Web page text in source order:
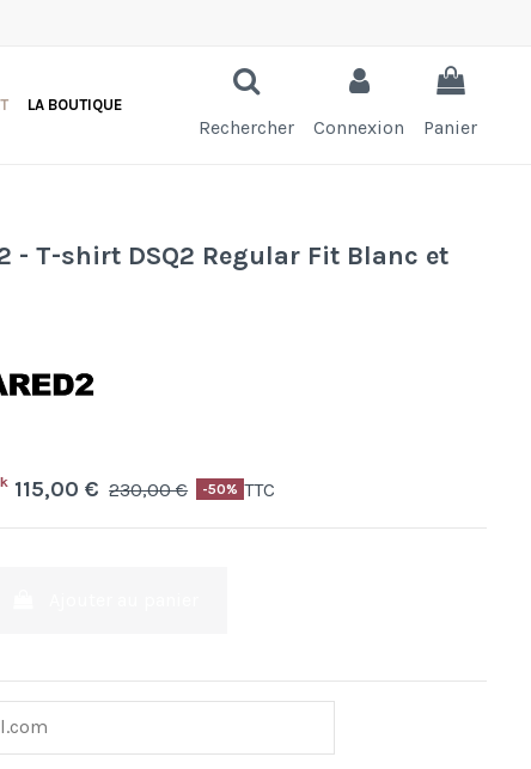
LA BOUTIQUE
Rechercher Connexion Panier
- T-shirt DSQ2 Regular Fit Blanc et
115,00 € 230,00 € -50% TTC